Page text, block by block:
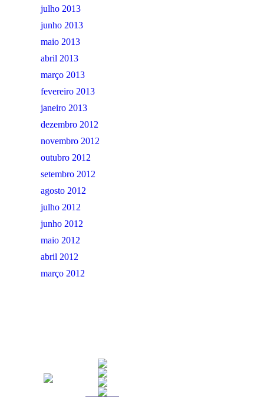
julho 2013
junho 2013
maio 2013
abril 2013
março 2013
fevereiro 2013
janeiro 2013
dezembro 2012
novembro 2012
outubro 2012
setembro 2012
agosto 2012
julho 2012
junho 2012
maio 2012
abril 2012
março 2012